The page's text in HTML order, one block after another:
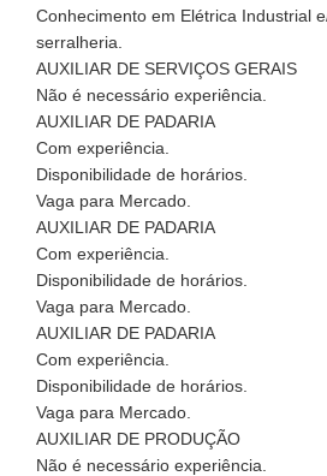
Conhecimento em Elétrica Industrial
serralheria.
AUXILIAR DE SERVIÇOS GERAIS
Não é necessário experiência.
AUXILIAR DE PADARIA
Com experiência.
Disponibilidade de horários.
Vaga para Mercado.
AUXILIAR DE PADARIA
Com experiência.
Disponibilidade de horários.
Vaga para Mercado.
AUXILIAR DE PADARIA
Com experiência.
Disponibilidade de horários.
Vaga para Mercado.
AUXILIAR DE PRODUÇÃO
Não é necessário experiência.